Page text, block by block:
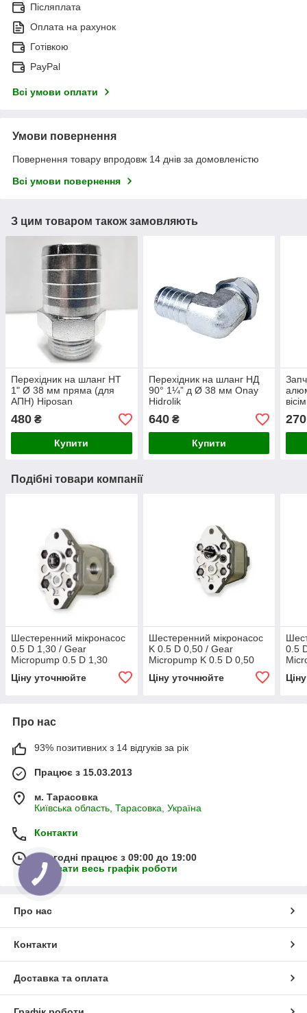
Післяплата
Оплата на рахунок
Готівкою
PayPal
Всі умови оплати
Умови повернення
Повернення товару впродовж 14 днів за домовленістю
Всі умови повернення
З цим товаром також замовляють
Перехідник на шланг НТ
1" Ø 38 мм пряма (для
АПН) Hiposan
480 ₴
Купити
Перехідник на шланг НД
90° 1¼” д Ø 38 мм Onay
Hidrolik
640₴
Купити
270
Подібні товари компанії
Шестеренний мікронасос
0.5 D 1,30 / Gear
Micropump 0.5 D 1,30
Ціну уточнюйте
Шестеренний мікронасос
K 0.5 D 0,50 / Gear
Micropump K 0.5 D 0,50
Ціну уточнюйте
0.5
Про нас
93% позитивних з 14 відгуків за рік
Працює з 15.03.2013
м. Тарасовка
Київська область, Тарасовка, Україна
Контакти
Сьогодні працює з 09:00 до 19:00
Показати весь графік роботи
Про нас
Контакти
Доставка та оплата